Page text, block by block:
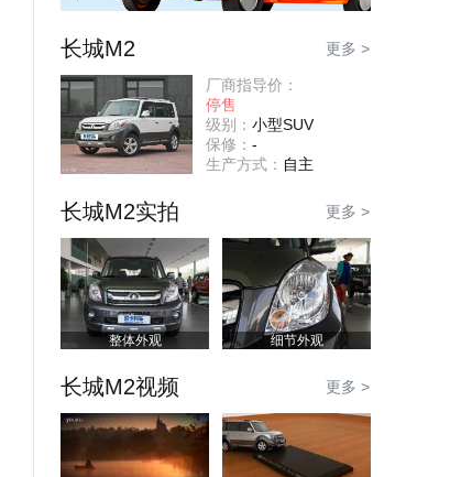
长城M2 更多 >
厂商指导价：
停售
级别： 小型SUV
保修： -
生产方式： 自主
长城M2实拍 更多 >
整体外观 细节外观
长城M2视频 更多 >